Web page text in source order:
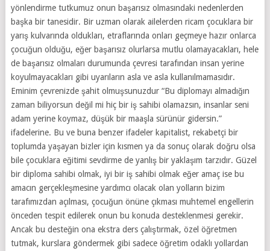
yönlendirme tutkumuz onun başarısız olmasındaki nedenlerden
başka bir tanesidir. Bir uzman olarak ailelerden ricam çocuklara bir
yarış kulvarında oldukları, etraflarında onları geçmeye hazır onlarca
çocuğun olduğu, eğer başarısız olurlarsa mutlu olamayacakları, hele
de başarısız olmaları durumunda çevresi tarafından insan yerine
koyulmayacakları gibi uyarıların asla ve asla kullanılmamasıdır.
Eminim çevrenizde şahit olmuşsunuzdur “Bu diplomayı almadığın
zaman biliyorsun değil mi hiç bir iş sahibi olamazsın, insanlar seni
adam yerine koymaz, düşük bir maaşla sürünür gidersin.”
ifadelerine. Bu ve buna benzer ifadeler kapitalist, rekabetçi bir
toplumda yaşayan bizler için kısmen ya da sonuç olarak doğru olsa
bile çocuklara eğitimi sevdirme de yanlış bir yaklaşım tarzıdır. Güzel
bir diploma sahibi olmak, iyi bir iş sahibi olmak eğer amaç ise bu
amacın gerçekleşmesine yardımcı olacak olan yolların bizim
tarafımızdan açılması, çocuğun önüne çıkması muhtemel engellerin
önceden tespit edilerek onun bu konuda desteklenmesi gerekir.
Ancak bu desteğin ona ekstra ders çalıştırmak, özel öğretmen
tutmak, kurslara göndermek gibi sadece öğretim odaklı yollardan